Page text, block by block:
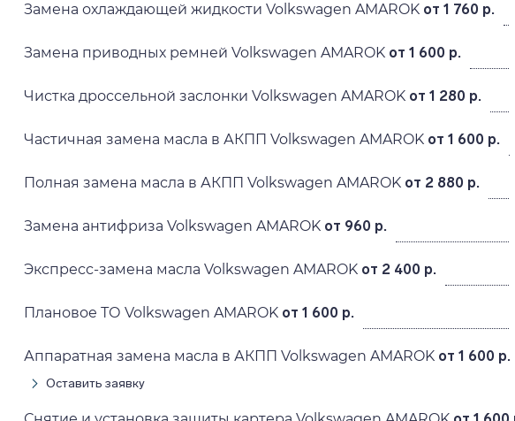
Замена охлаждающей жидкости Volkswagen AMAROK от 1 760 р.
Замена приводных ремней Volkswagen AMAROK от 1 600 р.
Чистка дроссельной заслонки Volkswagen AMAROK от 1 280 р.
Частичная замена масла в АКПП Volkswagen AMAROK от 1 600 р.
Полная замена масла в АКПП Volkswagen AMAROK от 2 880 р.
Замена антифриза Volkswagen AMAROK от 960 р.
Экспресс-замена масла Volkswagen AMAROK от 2 400 р.
Плановое ТО Volkswagen AMAROK от 1 600 р.
Аппаратная замена масла в АКПП Volkswagen AMAROK от 1 600 р.
Оставить заявку